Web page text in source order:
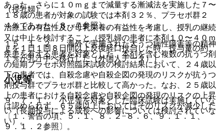
あった。さらに１０ｍｇまで減量する漸減法を実施した７〜
１８歳の患者が対象の試験では本剤３２％、プラセボ群２
４％であった〔８．７参照〕。
１５．１．２． 海外で実施された大うつ病性障害等の精神
疾患を有する患者を対象とした、本剤を含む複数の抗うつ剤
の短期プラセボ対照臨床試験の検討結果において、２４歳以
下の患者では、自殺念慮や自殺企図の発現のリスクが抗うつ
剤投与群でプラセボ群と比較して高かった。なお、２５歳以
上の患者における自殺念慮や自殺企図の発現のリスクの上昇
は認められず、６５歳以上においてはそのリスクが減少した
〔１．警告の項、５．１、８．２−８．６、９．１．１、
９．１．２参照〕。
（授乳婦）
治療上の有益性及び母乳栄養の有益性を考慮し、授乳の継続
又は中止を検討すること（授乳婦の患者に本剤１０〜４０ｍ
ｇを１日１回８日間以上反復経口投与した時、投与量の約
１％が乳汁中へ移行した（外国人データ））。
小児等
９．７．１． 小児等を対象とした臨床試験は実施していな
い（長期投与による成長への影響については検討されていな
い）。